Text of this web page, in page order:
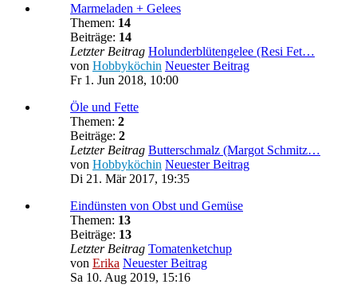
Marmeladen + Gelees
Themen: 14
Beiträge: 14
Letzter Beitrag Holunderblütengelee (Resi Fet…
von Hobbyköchin Neuester Beitrag
Fr 1. Jun 2018, 10:00
Öle und Fette
Themen: 2
Beiträge: 2
Letzter Beitrag Butterschmalz (Margot Schmitz…
von Hobbyköchin Neuester Beitrag
Di 21. Mär 2017, 19:35
Eindünsten von Obst und Gemüse
Themen: 13
Beiträge: 13
Letzter Beitrag Tomatenketchup
von Erika Neuester Beitrag
Sa 10. Aug 2019, 15:16